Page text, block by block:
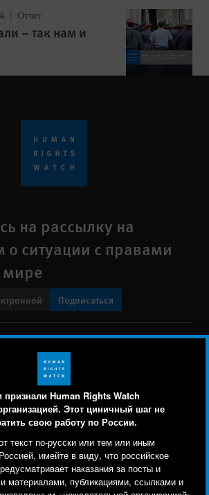
признали Human Rights Watch
Этот циничный шаг не
свою работу по России.
текст по-русски или тем или иным
имейте в виду, что российское
наказания за посты и
материалами, публикациями, ссылками и
Отчет
– так нам и
на рассылку на
о ситуации с правами
мире
Подписаться
нами
конфиденциальности
Карта сайта
Watch
| 350 Fifth Avenue, 34th Floor | New York,NY
cookie preferences
cookie, технологии
аналитические
лучше понять, кто посещает